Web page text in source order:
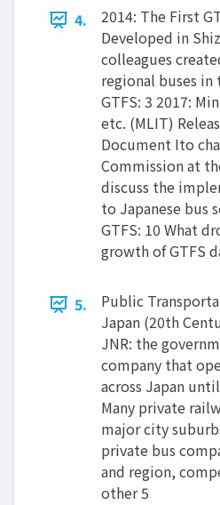
4.
2014: The First
Developed in
colleagues
regional buses
GTFS: 3 2017:
etc. (MLIT)
Document Ito
Commission at
discuss the
to Japanese bus
GTFS: 10 What
growth of GTFS
5.
Public
Japan (20th
JNR: the
company that
across Japan
Many private
major city
private bus
and region,
other 5